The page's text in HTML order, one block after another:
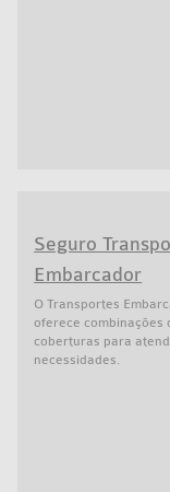
Seguro
Embarcador
O Transportes
oferece combinações
coberturas para
necessidades.